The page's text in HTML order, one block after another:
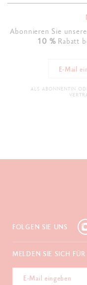
Abonnieren Sie
10 %Rabatt
ALS ABONNENTIN
FOLGEN SIE UNS
MELDEN SIE SICH